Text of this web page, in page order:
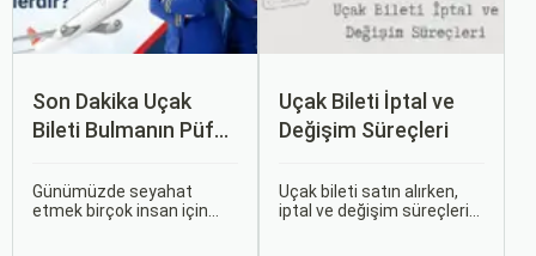
Son Dakika Uçak
Bileti Bulmanın Püf
Günümüzde seyahat
etmek birçok insan için
Uçak Bileti İptal ve
Değişim Süreçleri
Uçak bileti satın alırken,
iptal ve değişim süreçlerini